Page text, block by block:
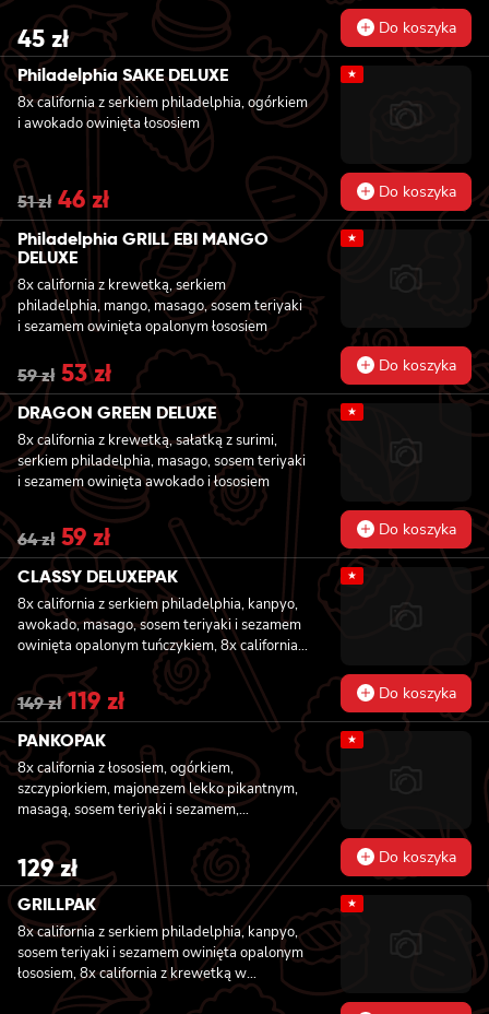
45 zł Do koszyka
Philadelphia SAKE DELUXE
8x california z serkiem philadelphia, ogórkiem
i awokado owinięta łososiem
★
51zł Original
price
was:
51 zł.
46 zł
price
is:
46 zł.
Do koszyka
Philadelphia GRILL EBI MANGO
DELUXE
8x california z krewetką, serkiem
philadelphia, mango, masago, sosem teriyaki
i sezamem owinięta opalonym łososiem
★
59zł Original
price
was:
59 zł.
53zł Current
price
is:
53 zł.
Do koszyka
DRAGON GREEN DELUXE
8x california z krewetką, sałatką z surimi,
serkiem philadelphia, masago, sosem teriyaki
i sezamem owinięta awokado i łososiem
★
64zł Original
price
was:
64 zł.
59 zł Current
price
is:
59 zł.
Do koszyka
CLASSY DELUXEPAK
8x california z serkiem philadelphia, kanpyo,
awokado, masago, sosem teriyaki i sezamem
owinięta opalonym tuńczykiem, 8x california z
serkiem philadelphia, ogórkiem i awokado
owinięta łososiem, 8x california z krewetką w
tempurze, awokado, majonezem lekko
pikantnym, owinięta krewetką
★
149zł Original
price
was:
149 zł.
119 zł Current
price
119 zł.
Do koszyka
PANKOPAK
8x california z łososiem, ogórkiem,
szczypiorkiem, majonezem lekko pikantnym,
masagą, sosem teriyaki i sezamem,
panierowane w chrupiącej panko, 8x
california z węgorzem , krewetką, imbirem,
majonezem lekko pikantnym, sosem teriyaki i
sezamem, panierowane w chrupiącej panko,
8x california z serkiem philadelphia,
węgorzem, ogórkiem, sosem teriyaki i
sezamem, panierowane w chrupiącej panko,
8x california z łososiem wędzonym, ogórkiem,
awokado, szczypiorkiem, sosem teriyaki i
★
129zł Do koszyka
GRILLPAK
8x california z serkiem philadelphia, kanpyo,
sosem teriyaki i sezamem owinięta opalonym
łososiem, 8x california z krewetką w
tempurze, majonezem lekko pikantnym,
★